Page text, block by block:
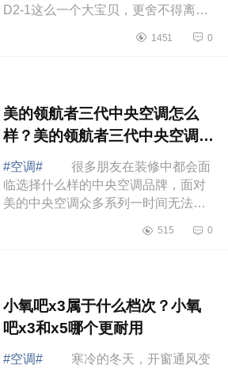
D2-1这么一个大宝贝，更舍不得离开
空调是高端机吗？美的机煌空调优点
1451 0
美的领航者三代中央空调怎么
样？美的领航者三代中央空调的
优缺点
#空调#
很多朋友在装修中都会面
临选择什么样的中央空调品牌，面对
美的中央空调众多系列一时间无法选
介绍下美的领航者三代中央空调怎么
515 0
小氧吧x3属于什么档次？小氧
吧x3和x5哪个更耐用
#空调#
寒冷的冬天，开窗通风变